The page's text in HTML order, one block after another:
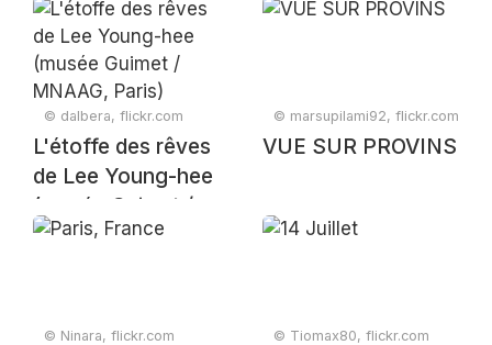
© dalbera, flickr.com
L'étoffe des rêves
de Lee Young-hee
(musée Guimet /
MNAAG, Paris)
© marsupilami92, flickr.com
VUE SUR PROVINS
© Ninara, flickr.com © Tiomax80, flickr.com